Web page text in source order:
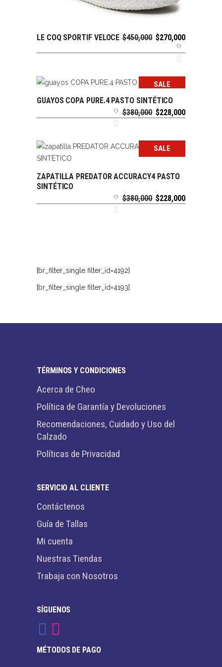
SELECCIONAR OPCIONES
LE COQ SPORTIF VELOCE $450,000 El
precio
original
$450,000.
$270,000El
$270,000.
SALE
SELECCIONAR OPCIONES
GUAYOS COPA PURE.4 PASTO SINTÉTICO
$380,000 El
era:
$380,000.
$228,000El
es:
SALE
SELECCIONAR OPCIONES
ZAPATILLA PREDATOR ACCURACY4 PASTO
SINTÉTICO
$380,000 El
$228,000El
[br_filter_single filter_id=4192]
[br_filter_single filter_id=4193]
TÉRMINOS Y CONDICIONES
Acerca de Cheo
Política de Garantía y Devoluciones
Recomendaciones, Cuidado y Uso del
Calzado
Políticas de Privacidad
SERVICIO AL CLIENTE
Contáctenos
Guía de Tallas
Mi cuenta
Nuestras Tiendas
Trabaja con Nosotros
SÍGUENOS
MÉTODOS DE PAGO